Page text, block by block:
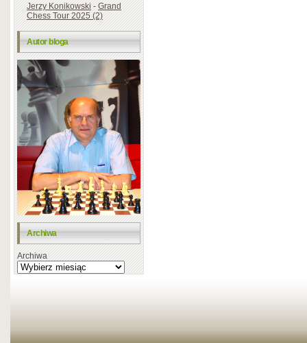
Jerzy Konikowski-Grand
Chess Tour 2025 (2)
Autor bloga
Archiwa
Archiwa